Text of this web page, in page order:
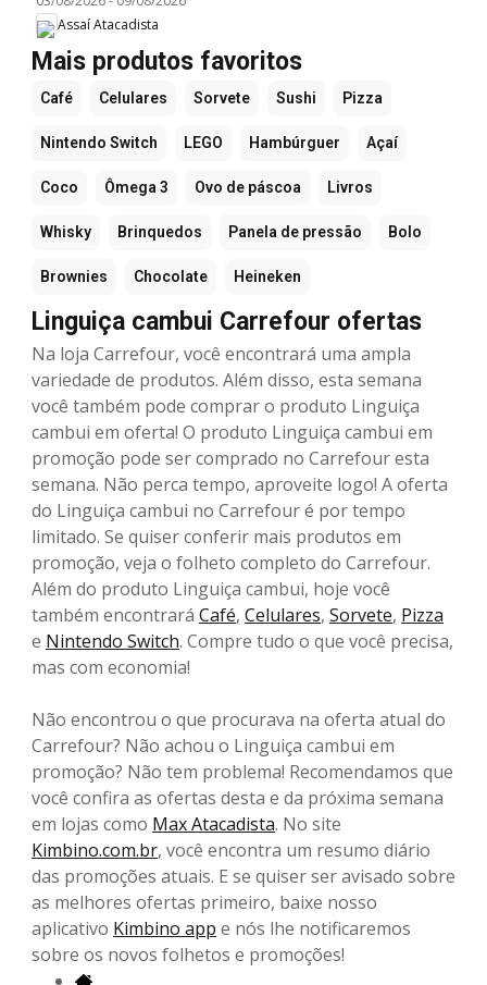
Assaí Atacadista
Mais produtos favoritos
Café Celulares Sorvete Sushi Pizza
Nintendo Switch LEGO Hambúrguer Açaí
Coco Ômega 3 Ovo de páscoa Livros
Whisky Brinquedos Panela de pressão Bolo
Brownies Chocolate Heineken
Linguiça cambui Carrefour ofertas
Na loja Carrefour, você encontrará uma ampla
variedade de produtos. Além disso, esta semana
você também pode comprar o produto Linguiça
cambui em oferta! O produto Linguiça cambui em
promoção pode ser comprado no Carrefour esta
semana. Não perca tempo, aproveite logo! A oferta
do Linguiça cambui no Carrefour é por tempo
limitado. Se quiser conferir mais produtos em
promoção, veja o folheto completo do Carrefour.
Além do produto Linguiça cambui, hoje você
também encontrará Café, Celulares, Sorvete, Pizza
e Nintendo Switch. Compre tudo o que você precisa,
mas com economia!
Não encontrou o que procurava na oferta atual do
Carrefour? Não achou o Linguiça cambui em
promoção? Não tem problema! Recomendamos que
você confira as ofertas desta e da próxima semana
em lojas como Max Atacadista. No site
Kimbino.com.br, você encontra um resumo diário
das promoções atuais. E se quiser ser avisado sobre
as melhores ofertas primeiro, baixe nosso
aplicativo Kimbino app e nós lhe notificaremos
sobre os novos folhetos e promoções!